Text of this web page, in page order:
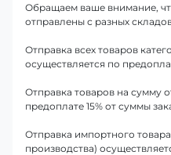
Обращаем ваше внимание,
отправлены с разных
Отправка всех товаров
осуществляется по
Отправка товаров на сумму
предоплате 15% от суммы
Отправка импортного
производства)